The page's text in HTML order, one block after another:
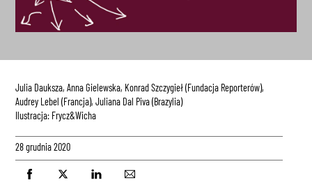
Julia Dauksza, Anna Gielewska, Konrad Szczygieł (Fundacja Reporterów),
Audrey Lebel (Francja), Juliana Dal Piva (Brazylia)
Ilustracja: Frycz&Wicha
28 grudnia 2020